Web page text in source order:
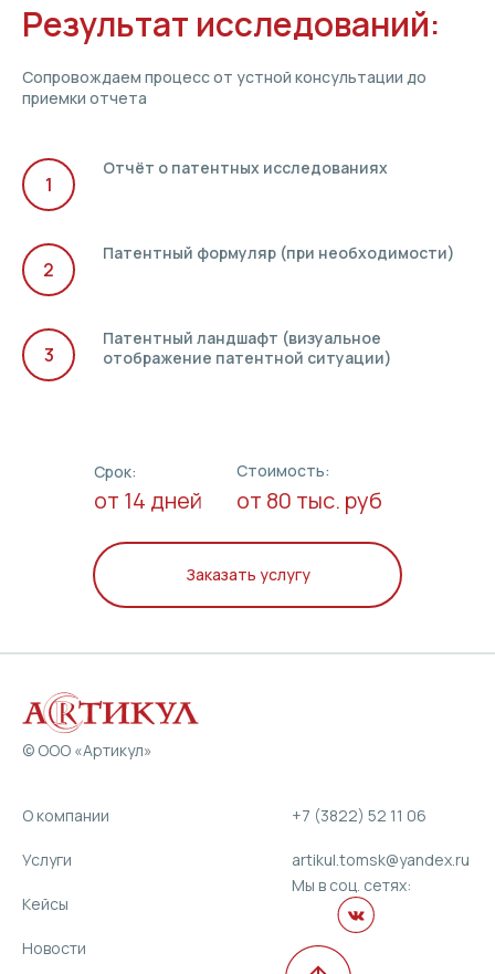
Результат исследований:
Сопровождаем процесс от устной консультации до
приемки отчета
Отчёт о патентных исследованиях
Патентный формуляр (при необходимости)
Патентный ландшафт (визуальное
отображение патентной ситуации)
Заказать услугу
Стоимость:
Срок:
от 80 тыс. руб
от 14 дней
+7 (3822) 52 11 06
artikul.tomsk@yandex.ru
Мы в соц. сетях:
O компании
Услуги
Кейсы
Новости
© ООО «Артикул»